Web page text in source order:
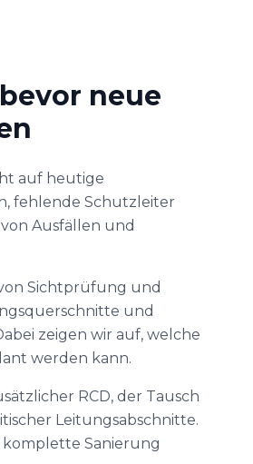
neue
auf heutige
fehlende Schutzleiter
Ausfällen und
Sichtprüfung und
und
zeigen wir auf, welche
werden kann.
RCD, der Tausch
Leitungsabschnitte.
komplette Sanierung